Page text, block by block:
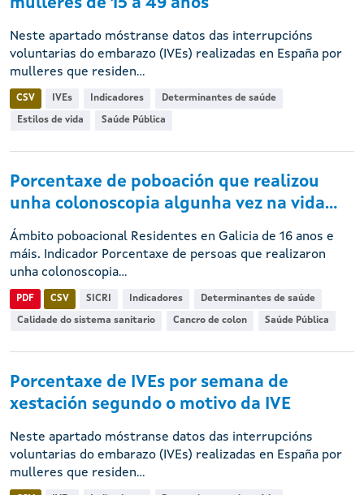
mulleres de 15 a 49 anos
Neste apartado móstranse datos das interrupcións
voluntarias do embarazo (IVEs) realizadas en España por
mulleres que residen...
CSV IVEs Indicadores Determinantes de saúde
Estilos de vida Saúde Pública
Porcentaxe de poboación que realizou
unha colonoscopia algunha vez na vida...
Ámbito poboacional Residentes en Galicia de 16 anos e
máis. Indicador Porcentaxe de persoas que realizaron
unha colonoscopia...
PDF CSV SICRI Indicadores Determinantes de saúde
Calidade do sistema sanitario Cancro de colon Saúde Pública
Porcentaxe de IVEs por semana de
xestación segundo o motivo da IVE
Neste apartado móstranse datos das interrupcións
voluntarias do embarazo (IVEs) realizadas en España por
mulleres que residen...